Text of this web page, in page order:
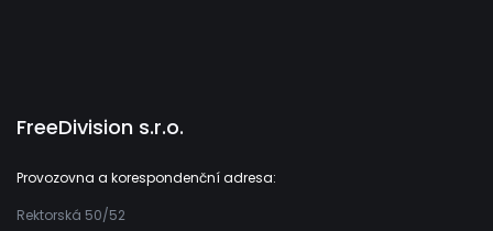
FreeDivision s.r.o.
Provozovna a korespondenční adresa:
Rektorská 50/52